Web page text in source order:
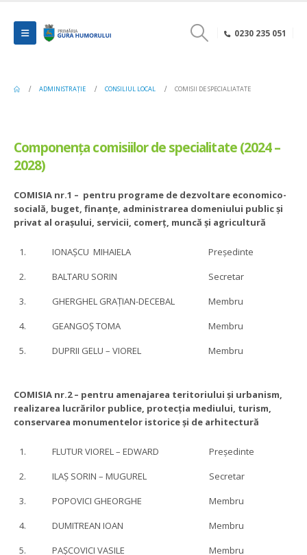
0230 235 051
ADMINISTRAȚIE CONSILIUL LOCAL COMISII DE SPECIALIATATE
Componența comisiilor de specialitate (2024 –
2028)
COMISIA nr.1 – pentru programe de dezvoltare economico-
socială, buget, finanțe, administrarea domeniului public și
privat al orașului, servicii, comerț, muncă și agricultură
1. IONAȘCU MIHAIELA
Președinte
2.
BALTARU SORIN
Secretar
3.
GHERGHEL GRAȚIAN-DECEBAL
Membru
4.
GEANGOȘ TOMA
Membru
5.
DUPRII GELU – VIOREL Membru
COMISIA nr.2 – pentru amenajarea teritoriului și urbanism,
realizarea lucrărilor publice, protecția mediului, turism,
conservarea monumentelor istorice și de arhitectură
1. FLUTUR VIOREL – EDWARD
Președinte
2.
ILAȘ SORIN – MUGUREL
Secretar
3.
POPOVICI GHEORGHE
Membru
4.
DUMITREAN IOAN
Membru
5.
PAȘCOVICI VASILE Membru